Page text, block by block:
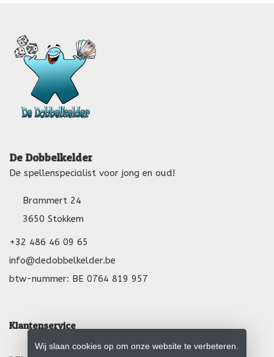
De Dobbelkelder
De spellenspecialist voor jong en oud!
Brammert 24
3650 Stokkem
+32 486 46 09 65
info@dedobbelkelder.be
btw-nummer: BE 0764 819 957
Klantenservice
Wij slaan cookies op om onze website te verbeteren.